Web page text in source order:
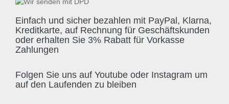
Einfach und sicher bezahlen mit PayPal, Klarna,
Kreditkarte, auf Rechnung für Geschäftskunden
oder erhalten Sie 3% Rabatt für Vorkasse
Zahlungen
Folgen Sie uns auf Youtube oder Instagram um
auf den Laufenden zu bleiben